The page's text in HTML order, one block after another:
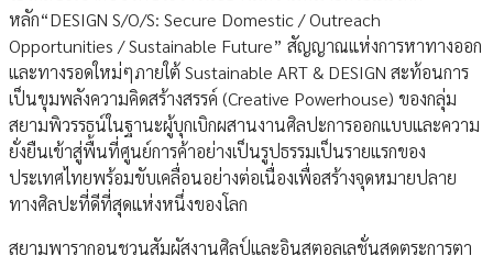
หลัก“DESIGN S/O/S: Secure Domestic / Outreach
Opportunities / Sustainable Future” สัญญาณแห่งการหาทางออก
และทางรอดใหม่ๆภายใต้ Sustainable ART & DESIGN สะท้อนการ
เป็นขุมพลังความคิดสร้างสรรค์ (Creative Powerhouse) ของกลุ่ม
สยามพิวรรธน์ในฐานะผู้บุกเบิกผสานงานศิลปะการออกแบบและความ
ยั่งยืนเข้าสู่พื้นที่ศูนย์การค้าอย่างเป็นรูปธรรมเป็นรายแรกของ
ประเทศไทยพร้อมขับเคลื่อนอย่างต่อเนื่องเพื่อสร้างจุดหมายปลาย
ทางศิลปะที่ดีที่สุดแห่งหนึ่งของโลก
สยามพารากอนชวนสัมผัสงานศิลป์และอินสตอลเลชั่นสุดตระการตา